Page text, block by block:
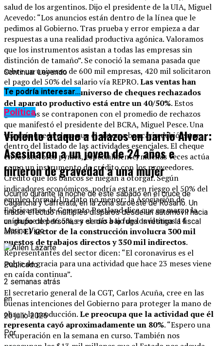
salud de los argentinos. Dijo el presidente de la UIA, Miguel
Acevedo: “Los anuncios están dentro de la línea que le
pedimos al Gobierno. Tras prueba y error empieza a dar
respuestas a una realidad productiva agónica. Valoramos
que los instrumentos asistan a todas las empresas sin
distinción de tamaño”. Se conoció la semana pasada que
sobre un universo de 600 mil empresas, 420 mil solicitaron
el pago del 50% del salario vía REPRO.Las ventas han
caído en un 60%. El universo de cheques rechazados
del aparato productivo está entre un 40/50%. Estos
guarismos se contraponen con el promedio de rechazos
que manifestó el presidente del BCRA, Miguel Pesce. Una
vez más queda claro que el sistema bancario debió estar
dentro del listado de las actividades esenciales. El cheque
en los sectores pymes, especialmente, muchas veces actúa
como un instrumento de crédito con los proveedores.
Crédito que los bancos se niegan a otorgar. Según
indicadores económicos, podría estar en riesgo el 50% del
empleo formal. Un dato no menor: la Asociación de
Fabricantes de Cemento Portland dice que en marzo la
caída fue del 46.5%, es el más bajo de los últimos 14
años.El sector de la construcción involucra 300 mil
puestos de trabajos directos y 350 mil indirectos.
Representantes del sector dicen: “El coronavirus es el
golpe de gracia para una actividad que hace 23 meses viene
en caída continua”.
El secretario general de la CGT, Carlos Acuña, cree en las
buenas intenciones del Gobierno para proteger la mano de
obra y la producción.Le preocupa que la actividad que él
representa cayó aproximadamente un 80%. “Espero una
recuperación en la semana en curso. También nos
Continuar Leyendo
Te podría interesar...
Política
Violento ataque a balazos en barrio Alvear:
Asesinaron a un joven de 24 años e
hirieron de gravedad a una mujer
Ocurrió durante la noche de este sábado en el cruce de
Cagancha y Cafferata, en la zona suroeste de Rosario. Un
tirador efectuó múltiples disparos desde un automóvil hacia
un grupo de personas y se dio a la fuga. Investiga la fiscal
Marina Vigo.
Publicado
2 semanas atrás
en
26 julio 2026
Por